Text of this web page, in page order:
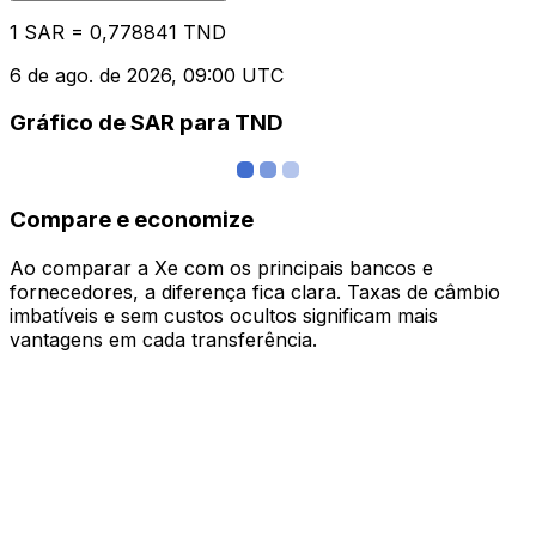
1 SAR = 0,778841 TND
6 de ago. de 2026, 09:00 UTC
Gráfico de SAR para TND
Compare e economize
Ao comparar a Xe com os principais bancos e
fornecedores, a diferença fica clara. Taxas de câmbio
imbatíveis e sem custos ocultos significam mais
vantagens em cada transferência.